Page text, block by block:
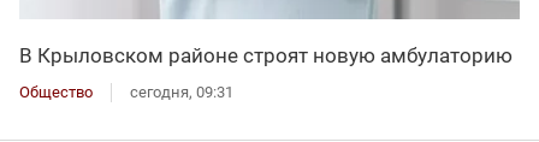
В Крыловском районе строят новую амбулаторию
Общество сегодня, 09:31